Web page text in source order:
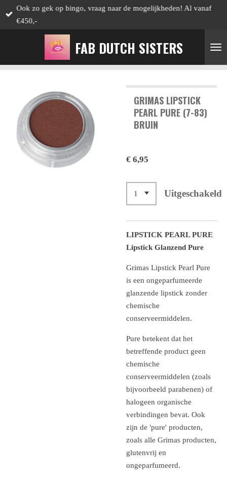
Ga
direct
hoofdinhoud
FAB DUTCH SISTERS
Ook zo gek op bingo, vraag naar de mogelijkheden! Al vanaf
€450,-
GRIMAS LIPSTICK
PEARL PURE (7-83)
BRUIN
€ 6,95
Uitgeschakeld
LIPSTICK PEARL PURE
Lipstick Glanzend Pure
Grimas Lipstick Pearl Pure
is een ongeparfumeerde
glanzende lipstick zonder
chemische
conserveermiddelen.
Pure betekent dat het
betreffende product geen
chemische
conserveermiddelen (zoals
bijvoorbeeld parabenen) of
halogeen organische
verbindingen bevat. Ook
zijn de 'pure' producten,
zoals alle Grimas producten,
glutenvrij en
ongeparfumeerd.